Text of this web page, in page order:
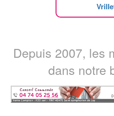
Depuis 2007, les
dans notre